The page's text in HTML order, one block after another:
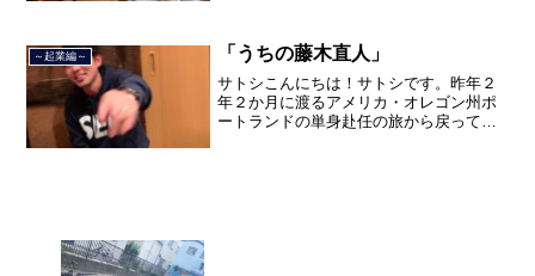
品川区南大井で不動産を主...
～起業編～ 「うちの藤木直人」
サトシこんにちは！サトシです。昨年２
年２か月に渡るアメリカ・オレゴン州ポ
ートランドの単身赴任の旅から戻ってき